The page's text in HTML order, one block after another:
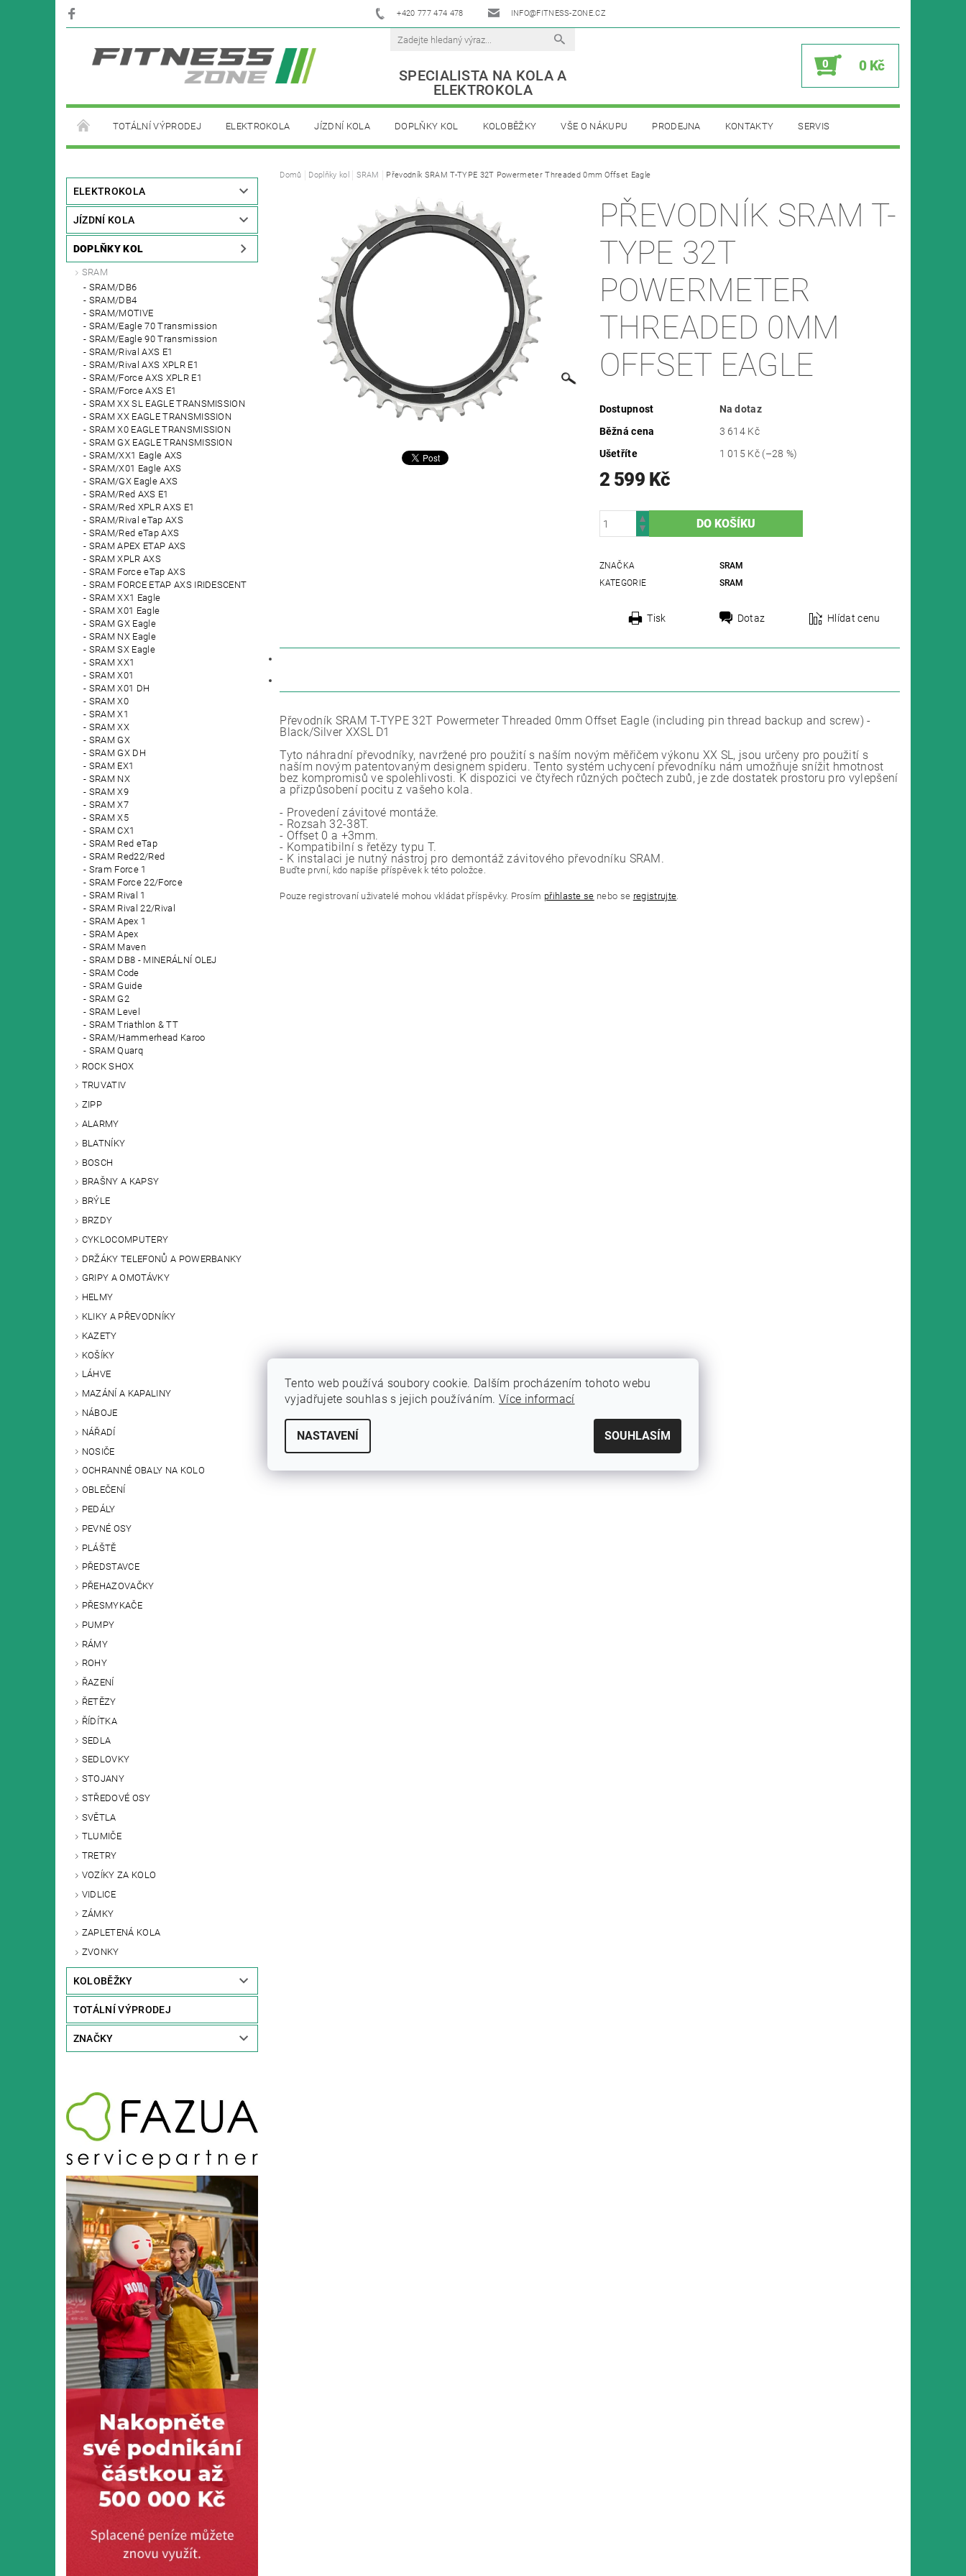
+420 777 474 478 INFO@FITNESS-ZONE.CZ
SPECIALISTA NA KOLA A
ELEKTROKOLA
0 0 Kč
TOTÁLNÍ VÝPRODEJ ELEKTROKOLA JÍZDNÍ KOLA DOPLŇKY KOL KOLOBĚŽKY VŠE O NÁKUPU PRODEJNA KONTAKTY SERVIS
ELEKTROKOLA
JÍZDNÍ KOLA
DOPLŇKY KOL
SRAM
SRAM/DB6
SRAM/DB4
SRAM/MOTIVE
SRAM/Eagle 70 Transmission
SRAM/Eagle 90 Transmission
SRAM/Rival AXS E1
SRAM/Rival AXS XPLR E1
SRAM/Force AXS XPLR E1
SRAM/Force AXS E1
SRAM XX SL EAGLE TRANSMISSION
SRAM XX EAGLE TRANSMISSION
SRAM X0 EAGLE TRANSMISSION
SRAM GX EAGLE TRANSMISSION
SRAM/XX1 Eagle AXS
SRAM/X01 Eagle AXS
SRAM/GX Eagle AXS
SRAM/Red AXS E1
SRAM/Red XPLR AXS E1
SRAM/Rival eTap AXS
SRAM/Red eTap AXS
SRAM APEX ETAP AXS
SRAM XPLR AXS
SRAM Force eTap AXS
SRAM FORCE ETAP AXS IRIDESCENT
SRAM XX1 Eagle
SRAM X01 Eagle
SRAM GX Eagle
SRAM NX Eagle
SRAM SX Eagle
SRAM XX1
SRAM X01
SRAM X01 DH
SRAM X0
SRAM X1
SRAM XX
SRAM GX
SRAM GX DH
SRAM EX1
SRAM NX
SRAM X9
SRAM X7
SRAM X5
SRAM CX1
SRAM Red eTap
SRAM Red22/Red
Sram Force 1
SRAM Force 22/Force
SRAM Rival 1
SRAM Rival 22/Rival
SRAM Apex 1
SRAM Apex
SRAM Maven
SRAM DB8 - MINERÁLNÍ OLEJ
SRAM Code
SRAM Guide
SRAM G2
SRAM Level
SRAM Triathlon & TT
SRAM/Hammerhead Karoo
SRAM Quarq
ROCK SHOX
TRUVATIV
ZIPP
ALARMY
BLATNÍKY
BOSCH
BRAŠNY A KAPSY
BRÝLE
BRZDY
CYKLOCOMPUTERY
DRŽÁKY TELEFONŮ A POWERBANKY
GRIPY A OMOTÁVKY
HELMY
KLIKY A PŘEVODNÍKY
KAZETY
KOŠÍKY
LÁHVE
MAZÁNÍ A KAPALINY
NÁBOJE
NÁŘADÍ
NOSIČE
OCHRANNÉ OBALY NA KOLO
OBLEČENÍ
PEDÁLY
PEVNÉ OSY
PLÁŠTĚ
PŘEDSTAVCE
PŘEHAZOVAČKY
PŘESMYKAČE
PUMPY
RÁMY
ROHY
ŘAZENÍ
ŘETĚZY
ŘÍDÍTKA
SEDLA
SEDLOVKY
STOJANY
STŘEDOVÉ OSY
SVĚTLA
TLUMIČE
TRETRY
VOZÍKY ZA KOLO
VIDLICE
ZÁMKY
ZAPLETENÁ KOLA
ZVONKY
KOLOBĚŽKY
TOTÁLNÍ VÝPRODEJ
ZNAČKY
Domů Doplňky kol SRAM Převodník SRAM T-TYPE 32T Powermeter Threaded 0mm Offset Eagle
PŘEVODNÍK SRAM T-
TYPE 32T
POWERMETER
THREADED 0MM
OFFSET EAGLE
Dostupnost
Na dotaz
Běžná cena
3 614 Kč
Ušetříte
1 015 Kč (–28 %)
2 599 Kč
ZNAČKA
SRAM
KATEGORIE
SRAM
Tisk Dotaz Hlídat cenu
Převodník SRAM T-TYPE 32T Powermeter Threaded 0mm Offset Eagle (including pin thread backup and screw) -
Black/Silver XXSL D1
Tyto náhradní převodníky, navržené pro použití s naším novým měřičem výkonu XX SL, jsou určeny pro použití s
naším novým patentovaným designem spideru. Tento systém uchycení převodníku nám umožňuje snížit hmotnost
bez kompromisů ve spolehlivosti. K dispozici ve čtyřech různých počtech zubů, je zde dostatek prostoru pro vylepšení
a přizpůsobení pocitu z vašeho kola.
- Provedení závitové montáže.
- Rozsah 32-38T.
- Offset 0 a +3mm.
- Kompatibilní s řetězy typu T.
- K instalaci je nutný nástroj pro demontáž závitového převodníku SRAM.
Buďte první, kdo napíše příspěvek k této položce.
Pouze registrovaní uživatelé mohou vkládat příspěvky. Prosím přihlaste se nebo se registrujte.
Tento web používá soubory cookie. Dalším procházením tohoto webu
vyjadřujete souhlas s jejich používáním.Více informací
NASTAVENÍ SOUHLASÍM